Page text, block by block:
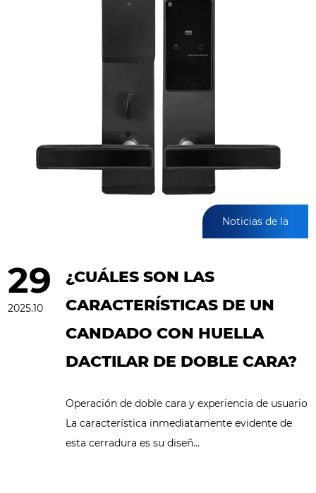
Noticias de la
29
2025.10
¿CUÁLES SON LAS
CARACTERÍSTICAS DE UN
CANDADO CON HUELLA
DACTILAR DE DOBLE CARA?
Operación de doble cara y experiencia de usuario
La característica inmediatamente evidente de
esta cerradura es su diseñ...